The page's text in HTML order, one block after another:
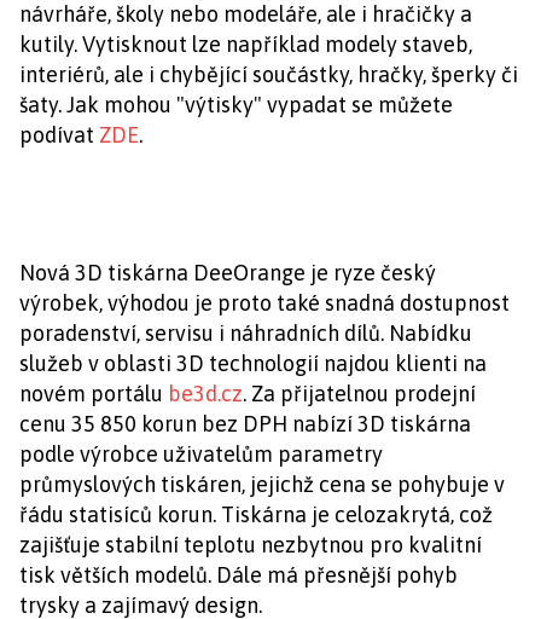
návrháře, školy nebo modeláře, ale i hračičky a
kutily. Vytisknout lze například modely staveb,
interiérů, ale i chybějící součástky, hračky, šperky či
šaty. Jak mohou "výtisky" vypadat se můžete
podívat ZDE.
Nová 3D tiskárna DeeOrange je ryze český
výrobek, výhodou je proto také snadná dostupnost
poradenství, servisu i náhradních dílů. Nabídku
služeb v oblasti 3D technologií najdou klienti na
novém portálu be3d.cz. Za přijatelnou prodejní
cenu 35 850 korun bez DPH nabízí 3D tiskárna
podle výrobce uživatelům parametry
průmyslových tiskáren, jejichž cena se pohybuje v
řádu statisíců korun. Tiskárna je celozakrytá, což
zajišťuje stabilní teplotu nezbytnou pro kvalitní
tisk větších modelů. Dále má přesnější pohyb
trysky a zajímavý design.